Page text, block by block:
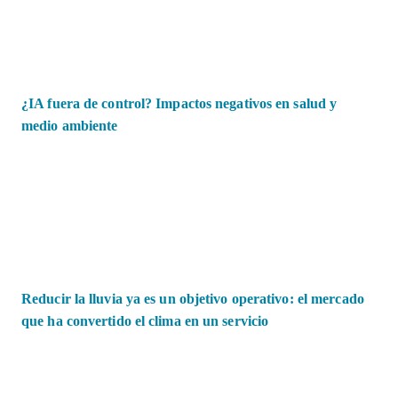
¿IA fuera de control? Impactos negativos en salud y
medio ambiente
Reducir la lluvia ya es un objetivo operativo: el mercado
que ha convertido el clima en un servicio